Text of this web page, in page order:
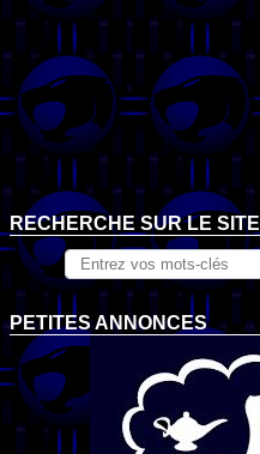
RECHERCHE SUR LE SITE
PETITES ANNONCES